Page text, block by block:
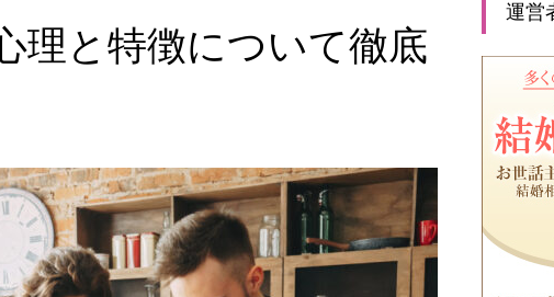
理と特徴について徹底
運営